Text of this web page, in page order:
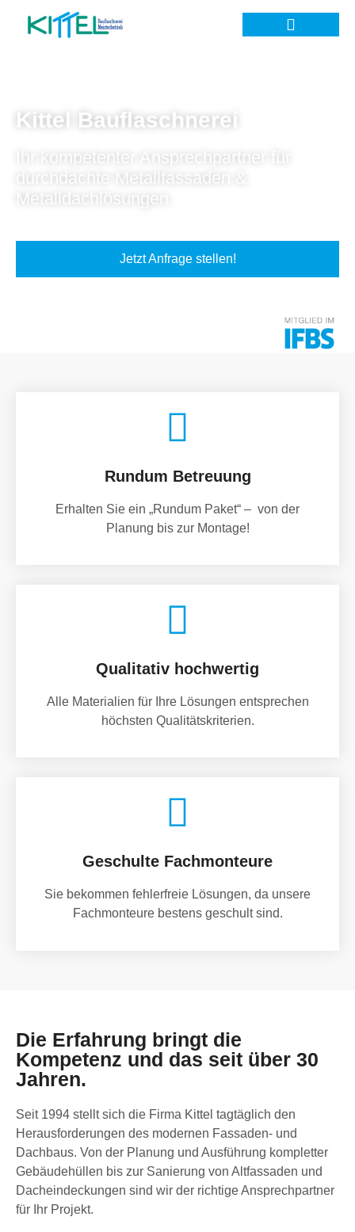
Kittel Bauflaschnerei
Ihr kompetenter Ansprechpartner für
durchdachte Metallfassaden &
Metalldachlösungen.
Jetzt Anfrage stellen!
Rundum Betreuung
Erhalten Sie ein „Rundum Paket“ – von der
Planung bis zur Montage!
Qualitativ hochwertig
Alle Materialien für Ihre Lösungen entsprechen
höchsten Qualitätskriterien.
Geschulte Fachmonteure
Sie bekommen fehlerfreie Lösungen, da unsere
Fachmonteure bestens geschult sind.
Die Erfahrung bringt die
Kompetenz und das seit über 30
Jahren.
Seit 1994 stellt sich die Firma Kittel tagtäglich den
Herausforderungen des modernen Fassaden- und
Dachbaus. Von der Planung und Ausführung kompletter
Gebäudehüllen bis zur Sanierung von Altfassaden und
Dacheindeckungen sind wir der richtige Ansprechpartner
für Ihr Projekt.